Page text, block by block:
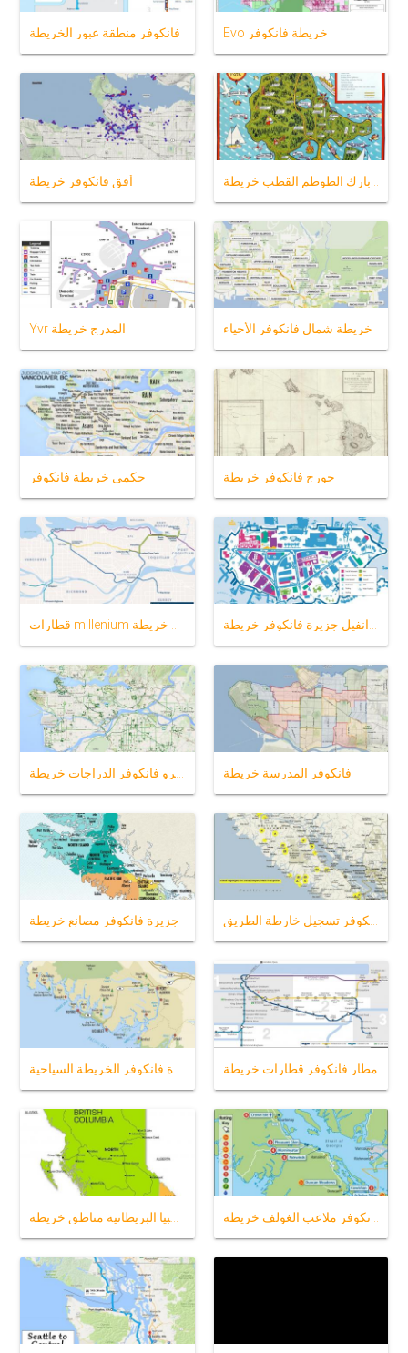
فانكوفر منطقة عبور الخريطة Evo خريطة فانكوفر
أفق فانكوفر خريطة
Yvr المدرج خريطة خريطة شمال فانكوفر الأحياء
حكمي خريطة فانكوفر جورج فانكوفر خريطة
قطارات millenium خط خريطة جرانفيل جزيرة فانكوفر خريطة
فانكوفر المدرسة خريطة
جزيرة فانكوفر مصانع خريطة جزيرة فانكوفر تسجيل خارطة الطريق
مطار فانكوفر قطارات خريطة
كولومبيا البريطانية مناطق خريطة